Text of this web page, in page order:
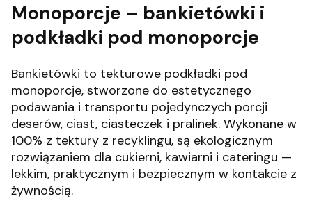
Monoporcje – bankietówki i
podkładki pod monoporcje
Bankietówki to tekturowe podkładki pod
monoporcje, stworzone do estetycznego
podawania i transportu pojedynczych porcji
deserów, ciast, ciasteczek i pralinek. Wykonane w
100% z tektury z recyklingu, są ekologicznym
rozwiązaniem dla cukierni, kawiarni i cateringu —
lekkim, praktycznym i bezpiecznym w kontakcie z
żywnością.